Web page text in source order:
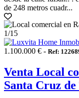
de 248 metros cuadr...
1/15
1.100.000 € - Ref:
Venta Local
Santa Cruz